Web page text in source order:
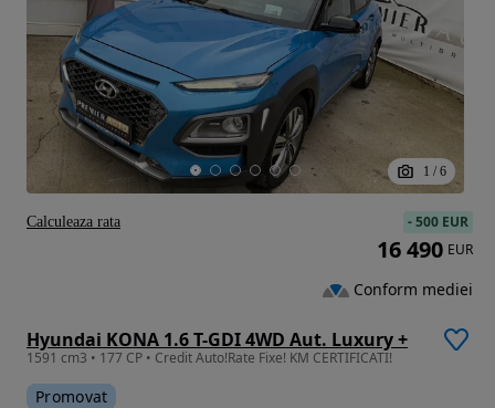
1 / 6
Hyundai KONA 1.6 T-GDI 4WD Aut. Luxury +
1591 cm3 • 177 CP • Credit Auto!Rate Fixe! KM CERTIFICATI!
Promovat
-500 EUR
16 490 EUR
Conform mediei
Calculeaza rata